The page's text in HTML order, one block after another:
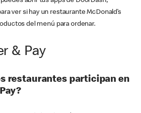
ver si hay un restaurante McDonald’s
del menú para ordenar.
& Pay
restaurantes participan en